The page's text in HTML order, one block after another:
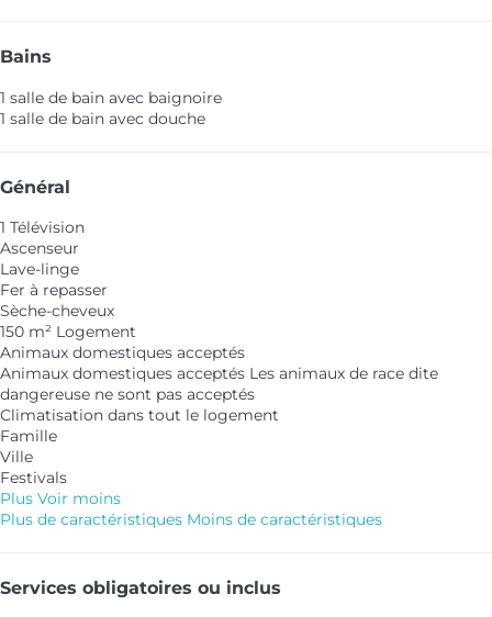
Bains
1 salle de bain avec baignoire
1 salle de bain avec douche
Général
1 Télévision
Ascenseur
Lave-linge
Fer à repasser
Sèche-cheveux
150 m² Logement
Animaux domestiques acceptés
Animaux domestiques acceptés Les animaux de race dite
dangereuse ne sont pas acceptés
Climatisation dans tout le logement
Famille
Ville
Festivals
Plus Voir moins
Plus de caractéristiques Moins de caractéristiques
Services obligatoires ou inclus